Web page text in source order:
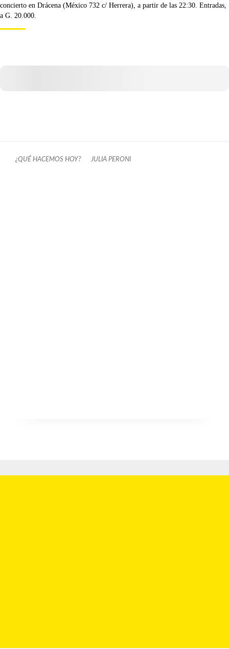
concierto en Drácena (México 732 c/ Herrera), a partir de las 22:30. Entradas,
a G. 20.000.
¿QUÉ HACEMOS HOY? JULIA PERONI